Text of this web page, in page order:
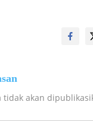
tidak akan